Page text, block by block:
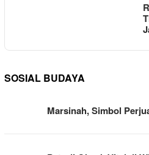
SOSIAL BUDAYA
Marsinah, Simbol